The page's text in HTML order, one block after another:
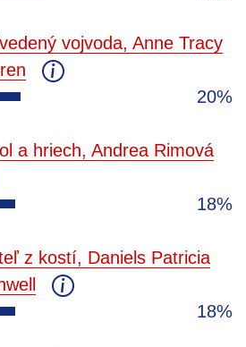
vojvoda, Anne Tracy
20%
a hriech, Andrea Rimová
18%
z kostí, Daniels Patricia
18%